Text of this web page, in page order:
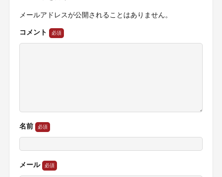
メールアドレスが公開されることはありません。
コメント
名前
メール